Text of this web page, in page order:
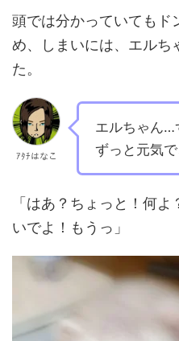
頭では分かっていてもド
め、しまいには、エルち
た。
ｱﾀﾁはなこ
エルちゃん…
ずっと元気
「はあ？ちょっと！何
いでよ！もうっ」